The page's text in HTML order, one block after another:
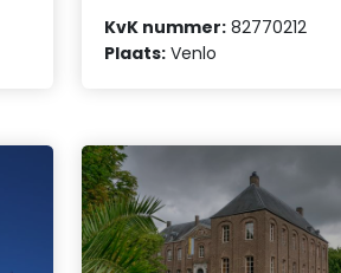
KvK nummer: 82770212
Plaats: Venlo